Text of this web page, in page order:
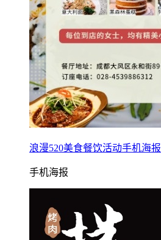
浪漫520美食餐饮活动手机海报
手机海报